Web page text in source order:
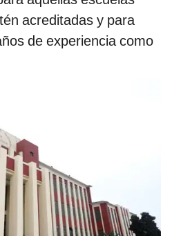
acreditadas y para
de experiencia como